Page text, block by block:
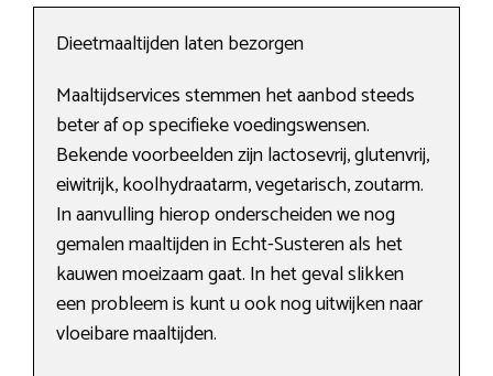
Dieetmaaltijden laten bezorgen
Maaltijdservices stemmen het aanbod steeds
beter af op specifieke voedingswensen.
Bekende voorbeelden zijn lactosevrij, glutenvrij,
eiwitrijk, koolhydraatarm, vegetarisch, zoutarm.
In aanvulling hierop onderscheiden we nog
gemalen maaltijden in Echt-Susteren als het
kauwen moeizaam gaat. In het geval slikken
een probleem is kunt u ook nog uitwijken naar
vloeibare maaltijden.